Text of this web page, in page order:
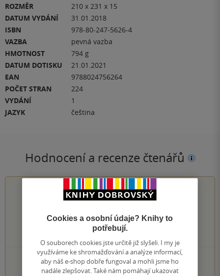
ROZMĚR
210 x 231 x 15
DATUM VYDÁNÍ
31.01.2018
ISBN
978-80-247-5626-4
VAZBA
pevná vazba
HMOTNOST
794 g
DATUM DOTISKU
21.01.2021
EAN
9788024756264
POČET STRAN
224
VYDÁNÍ
1
JAZYK
čeština
Hodnocení a recenze čtenářů
0.0z5
hodnocení čtenářů
0×
5 hvězdiček
0×
4 hvězdičky
Cookies a osobní údaje? Knihy to
potřebují.
O souborech cookies jste určitě již slyšeli. I my je
využíváme ke shromažďování a analýze informací,
aby náš e-shop dobře fungoval a mohli jsme ho
nadále zlepšovat. Také nám pomáhají ukazovat